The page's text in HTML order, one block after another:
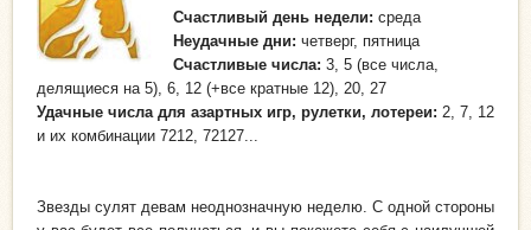
Счастливый день недели: среда
Неудачные дни: четверг, пятница
Счастливые числа: 3, 5 (все числа,
делящиеся на 5), 6, 12 (+все кратные 12), 20, 27
Удачные числа для азартных игр, рулетки, лотереи: 2, 7, 12
и их комбинации 7212, 72127...
Звезды сулят девам неоднозначную неделю. С одной стороны